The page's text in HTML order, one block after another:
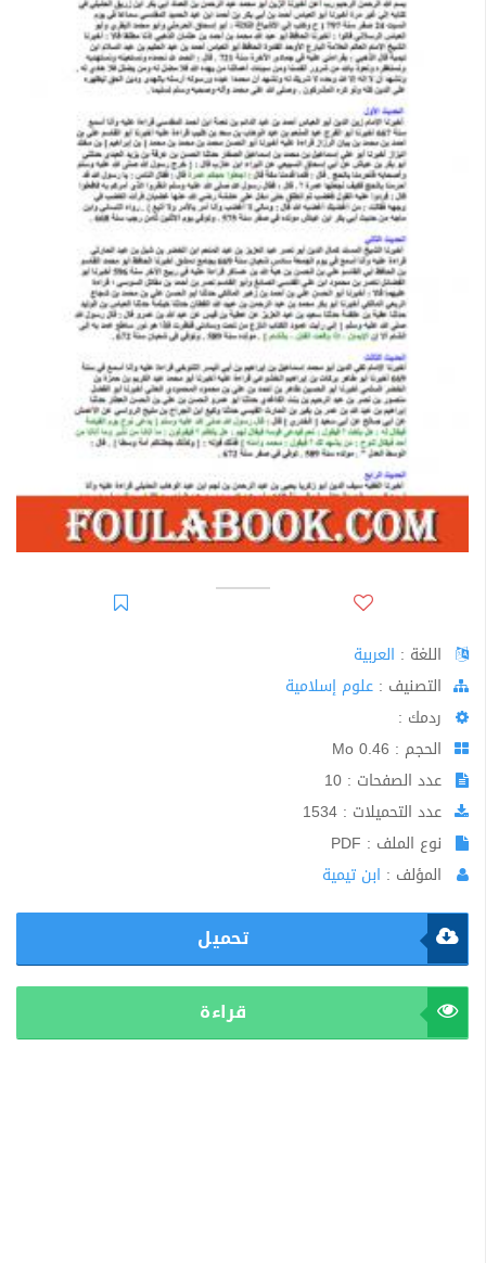
اللغة : العربية
اﻟﺘﺼﻨﻴﻒ : علوم إسلامية
ردمك :
الحجم : 0.46 Mo
عدد الصفحات : 10
عدد التحميلات : 1534
نوع الملف : PDF
المؤلف : ابن تيمية
تحميل
قراءة